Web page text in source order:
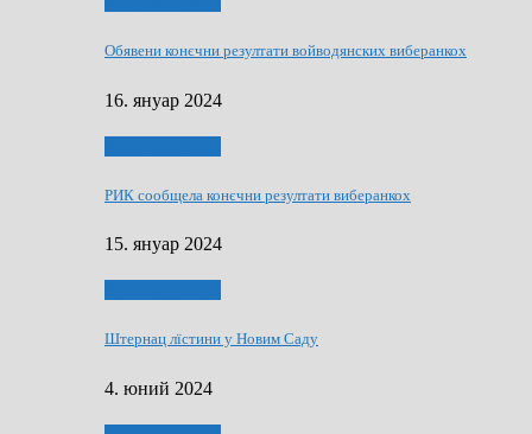
Обявени конєчни резултати войводянских виберанкох
16. януар 2024
РИК сообщела конєчни резултати виберанкох
15. януар 2024
Штернац лїстини у Новим Саду
4. юний 2024